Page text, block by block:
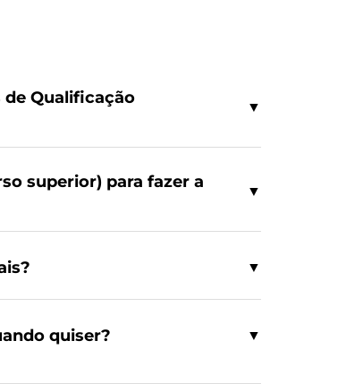
de Qualificação
▼
superior) para fazer a
▼
▼
quiser? ▼